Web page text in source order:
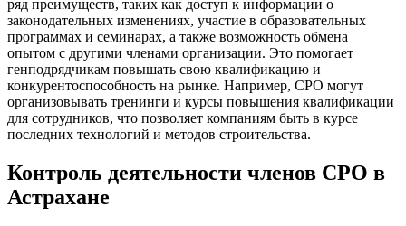
ряд преимуществ, таких как доступ к информации о
законодательных изменениях, участие в образовательных
программах и семинарах, а также возможность обмена
опытом с другими членами организации. Это помогает
генподрядчикам повышать свою квалификацию и
конкурентоспособность на рынке. Например, СРО могут
организовывать тренинги и курсы повышения квалификации
для сотрудников, что позволяет компаниям быть в курсе
последних технологий и методов строительства.
Контроль деятельности членов СРО в
Астрахане